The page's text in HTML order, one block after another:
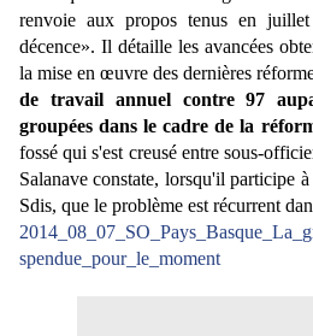
renvoie aux propos tenus en
décence». Il détaille les avancées
la mise en œuvre des dernières
de travail annuel contre 97
groupées dans le cadre de la
fossé qui s'est creusé entre sous-
Salanave constate, lorsqu'il participe
Sdis, que le problème est récurrent
spendue_pour_le_moment